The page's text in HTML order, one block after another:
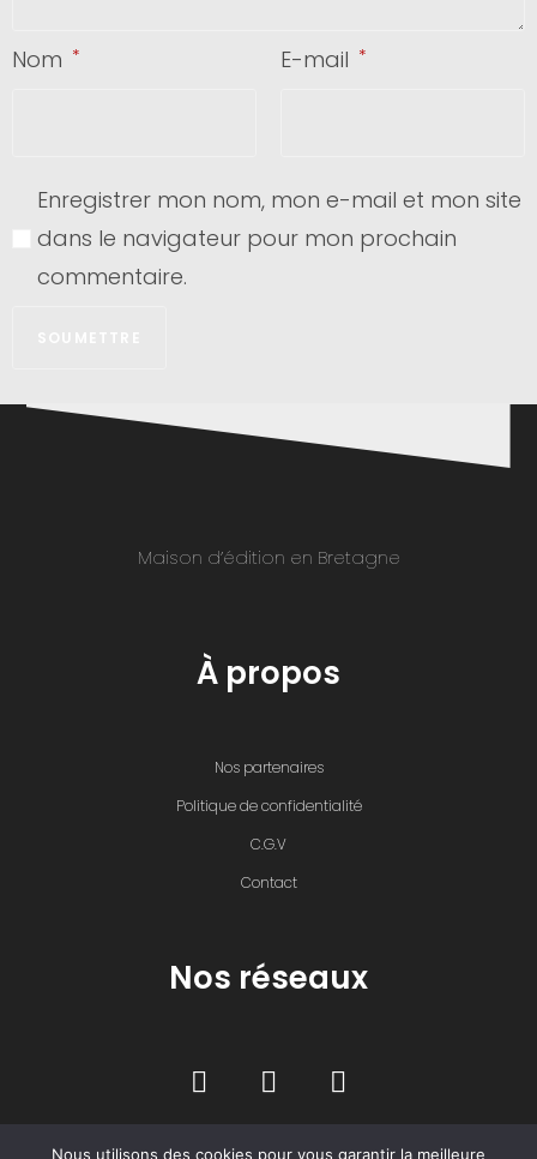
Nom * E-mail *
Enregistrer mon nom, mon e-mail et mon site
dans le navigateur pour mon prochain
commentaire.
Maison d’édition en Bretagne
À propos
Nos partenaires
Politique de confidentialité
C.G.V
Contact
Nos réseaux
Nous utilisons des cookies pour vous garantir la meilleure